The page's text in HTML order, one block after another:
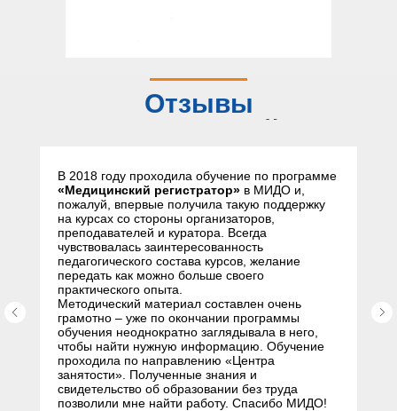
Отзывы
слушателей
В 2018 году проходила обучение по программе
«Медицинский регистратор» в МИДО и,
пожалуй, впервые получила такую поддержку
на курсах со стороны организаторов,
преподавателей и куратора. Всегда
чувствовалась заинтересованность
педагогического состава курсов, желание
передать как можно больше своего
практического опыта.
Методический материал составлен очень
грамотно – уже по окончании программы
обучения неоднократно заглядывала в него,
чтобы найти нужную информацию. Обучение
проходила по направлению «Центра
занятости». Полученные знания и
свидетельство об образовании без труда
позволили мне найти работу. Спасибо МИДО!